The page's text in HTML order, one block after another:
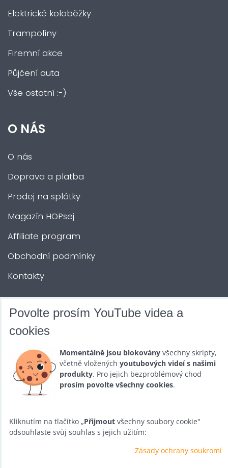
Elektrické koloběžky
Trampolíny
Firemní akce
Půjčení auta
Vše ostatní :-)
O NÁS
O nás
Doprava a platba
Prodej na splátky
Magazín HOPsej
Affiliate program
Obchodní podmínky
Kontakty
DALŠÍ SLUŽBY
Půjčovna
Promotéři
Kurzy a setkání
Velkoobchod
Nabídka práce
Povolte prosím YouTube videa a
cookies
Momentálně jsou blokovány všechny skripty,
včetně vložených youtubových videí s našimi
produkty. Pro jejich bezproblémový chod
prosím povolte všechny cookies.
Kliknutím na tlačítko „Přijmout všechny soubory cookie"
odsouhlaste svůj souhlas s jejich užitím:
Zásady ochrany soukromí